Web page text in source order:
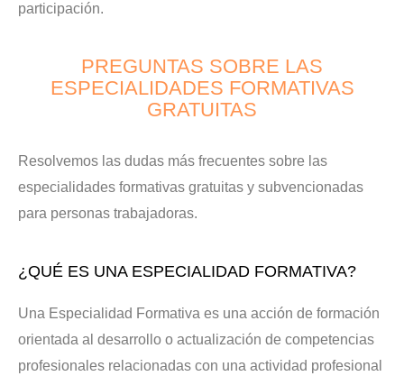
participación.
PREGUNTAS SOBRE LAS
ESPECIALIDADES FORMATIVAS
GRATUITAS
Resolvemos las dudas más frecuentes sobre las
especialidades formativas gratuitas y subvencionadas
para personas trabajadoras.
¿QUÉ ES UNA ESPECIALIDAD FORMATIVA?
Una Especialidad Formativa es una acción de formación
orientada al desarrollo o actualización de competencias
profesionales relacionadas con una actividad profesional